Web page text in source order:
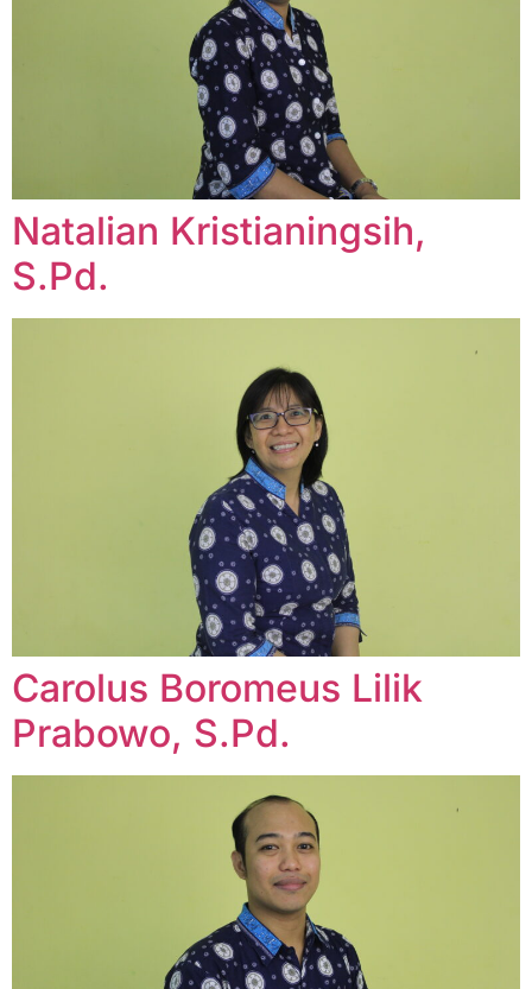
Natalian Kristianingsih,
S.Pd.
Carolus Boromeus Lilik
Prabowo, S.Pd.